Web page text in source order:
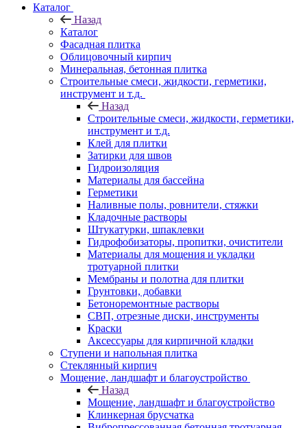
Каталог
Назад
Каталог
Фасадная плитка
Облицовочный кирпич
Минеральная, бетонная плитка
Строительные смеси, жидкости, герметики,
инструмент и т.д.
Назад
Строительные смеси, жидкости, герметики,
инструмент и т.д.
Клей для плитки
Затирки для швов
Гидроизоляция
Материалы для бассейна
Герметики
Наливные полы, ровнители, стяжки
Кладочные растворы
Штукатурки, шпаклевки
Гидрофобизаторы, пропитки, очистители
Материалы для мощения и укладки
тротуарной плитки
Мембраны и полотна для плитки
Грунтовки, добавки
Бетоноремонтные растворы
СВП, отрезные диски, инструменты
Краски
Аксессуары для кирпичной кладки
Ступени и напольная плитка
Cтеклянный кирпич
Мощение, ландшафт и благоустройство
Назад
Мощение, ландшафт и благоустройство
Клинкерная брусчатка